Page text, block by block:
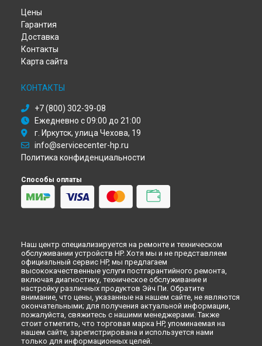
Ремонт МФУ Deskjet 2130 All-in-One HP в
Ремонт МФУ Deskjet 2130 All-in-One HP в
Ремонт МФУ Deskjet 2130 All-in-One HP в
Ремонт МФУ Deskjet 2130 All-in-One HP в
Цены
Гарантия
Доставка
Контакты
Карта сайта
КОНТАКТЫ
+7 (800) 302-39-08
Ежедневно с 09:00 до 21:00
г. Иркутск, улица Чехова, 19
info@servicecenter-hp.ru
Политика конфиденциальности
Способы оплаты
Наш центр специализируется на ремонте и техническом
обслуживании устройств HP. Хотя мы и не представляем
официальный сервис HP, мы предлагаем
высококачественные услуги постгарантийного ремонта,
включая диагностику, техническое обслуживание и
настройку различных продуктов Эйч Пи. Обратите
внимание, что цены, указанные на нашем сайте, не являются
окончательными; для получения актуальной информации,
пожалуйста, свяжитесь с нашими менеджерами. Также
стоит отметить, что торговая марка HP, упоминаемая на
нашем сайте, зарегистрирована и используется нами
только для информационных целей.